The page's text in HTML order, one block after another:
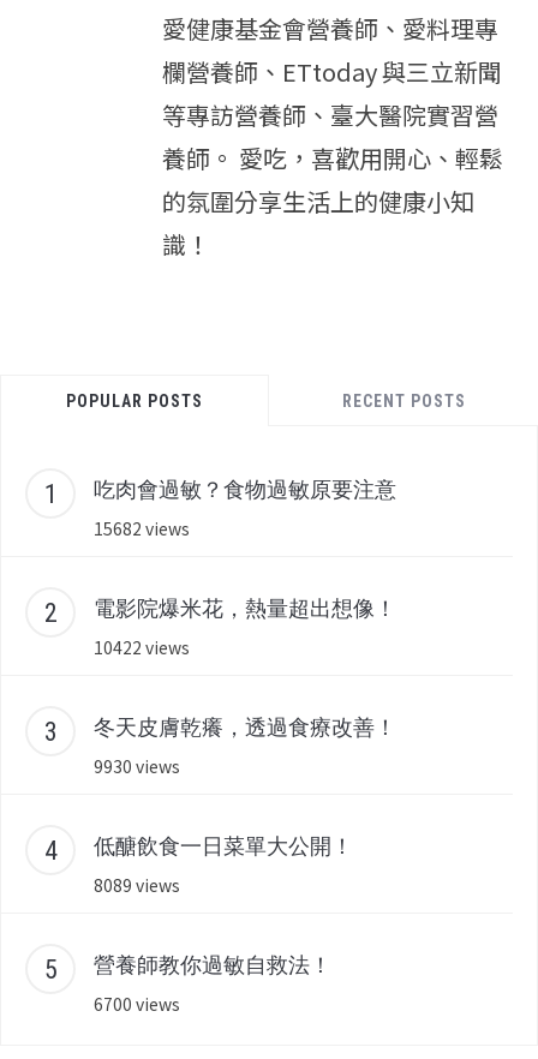
愛健康基金會營養師、愛料理專
欄營養師、ETtoday 與三立新聞
等專訪營養師、臺大醫院實習營
養師。 愛吃，喜歡用開心、輕鬆
的氛圍分享生活上的健康小知
識！
POPULAR POSTS RECENT POSTS
吃肉會過敏？食物過敏原要注意
15682 views
電影院爆米花，熱量超出想像！
10422 views
冬天皮膚乾癢，透過食療改善！
9930 views
低醣飲食一日菜單大公開！
8089 views
營養師教你過敏自救法！
6700 views